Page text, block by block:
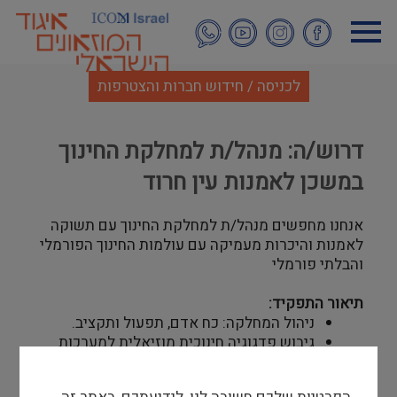
לתוכן
העיקרי
לכניסה / חידוש חברות והצטרפות
דרוש/ה: מנהל/ת למחלקת החינוך
במשכן לאמנות עין חרוד
אנחנו מחפשים מנהל/ת למחלקת החינוך עם תשוקה
לאמנות והיכרות מעמיקה עם עולמות החינוך הפורמלי
והבלתי פורמלי
תיאור התפקיד:
ניהול המחלקה: כח אדם, תפעול ותקציב.
גיבוש פדגוגיה חינוכית מוזיאלית למערכות